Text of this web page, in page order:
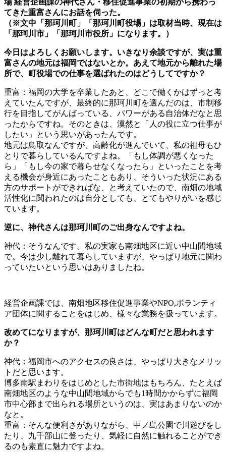
てきた重富さんにお話を伺った。
（※文中「那珂川町」「那珂川町役場」は取材当時、現在は
「那珂川市」「那珂川市役所」になります。）
今日はよろしくお願いします。いきなり余談ですが、実は重
富さんの地元は福岡ではないとか。あえて地元から離れた場
所で、町役場での仕事を選ばれたのはどうしてですか？
重富：福岡の大学を卒業したあと、どこで働くかはずっと考
えていたんですが、最終的に那珂川町を選んだのは、市制移
行を目指してがんばっている、パワーがある自治体だなと思
ったからですね。そのときは、漠然と「人の役に立つ仕事が
したい」という思いがあったんです。
地元は鳥取なんですが、高齢化が進んでいて、私の祖母もひ
とりで暮らしているんですよね。「もし体調が悪くなった
ら」「もし今の家で暮らせなくなったら」といったことを考
える機会が身近にあったこともあり、そういった状況にある
方のサポートができればな、と考えていたので、南畑の地域
活性化に関われたのは自分としても、とてもやりがいを感じ
ています。
逆に、神代さんは那珂川町のご出身なんですよね。
神代：そうなんです。私の実家も南畑地区に近い中山間地域
で。今は少し離れて暮らしていますが、やっぱり地元に関わ
っていたいという思いはありましたね。
経営企画課では、南畑地区移住促進事業やNPO,ボランティ
ア団体に関することをはじめ、様々な業務を扱っています。
改めてになりますが、那珂川町はどんな町だと思われます
か？
神代：福岡市へのアクセスの良さは、やっぱり大きなメリッ
トだと思います。
博多南駅まわりをはじめとした市街地はもちろん、たとえば
南畑地区のような中山間地域からでも1時間かからずに福岡
市中心部まで出られる場所というのは、実はあまりないのか
なと。
重富：そんな便利さがありながら、中ノ島公園で川遊びをし
たり、九千部山に登ったり、気軽に自然に触れることができ
るのも素直に魅力ですよね。